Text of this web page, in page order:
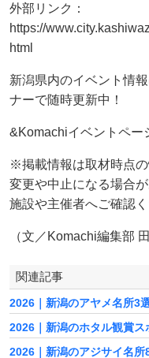
外部リンク：
https://
html
新潟県内のイベント情
ナーで随時更新中！
&Komachiイベントペー
※掲載情報は取材時点
変更や中止になる場合
施設や主催者へご確認く
（文／Komachi編集部 田
関連記事
2026｜新潟のアヤメ名所3
2026｜新潟のホタル観賞ス
2026｜新潟のアジサイ名所